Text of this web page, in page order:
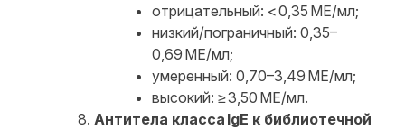
отрицательный: < 0,35 МЕ/мл;
низкий/пограничный: 0,35–
0,69 МЕ/мл;
умеренный: 0,70–3,49 МЕ/мл;
высокий: ≥ 3,50 МЕ/мл.
Антитела класса IgE к библиотечной